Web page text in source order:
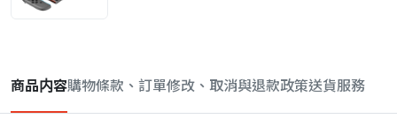
商品内容購物條款、訂單修改、取消與退款政策送貨服務